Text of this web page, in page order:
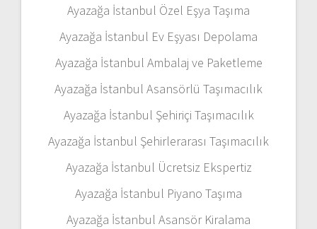
Ayazağa İstanbul Özel Eşya Taşıma
Ayazağa İstanbul Ev Eşyası Depolama
Ayazağa İstanbul Ambalaj ve Paketleme
Ayazağa İstanbul Asansörlü Taşımacılık
Ayazağa İstanbul Şehiriçi Taşımacılık
Ayazağa İstanbul Şehirlerarası Taşımacılık
Ayazağa İstanbul Ücretsiz Ekspertiz
Ayazağa İstanbul Piyano Taşıma
Ayazağa İstanbul Asansör Kiralama